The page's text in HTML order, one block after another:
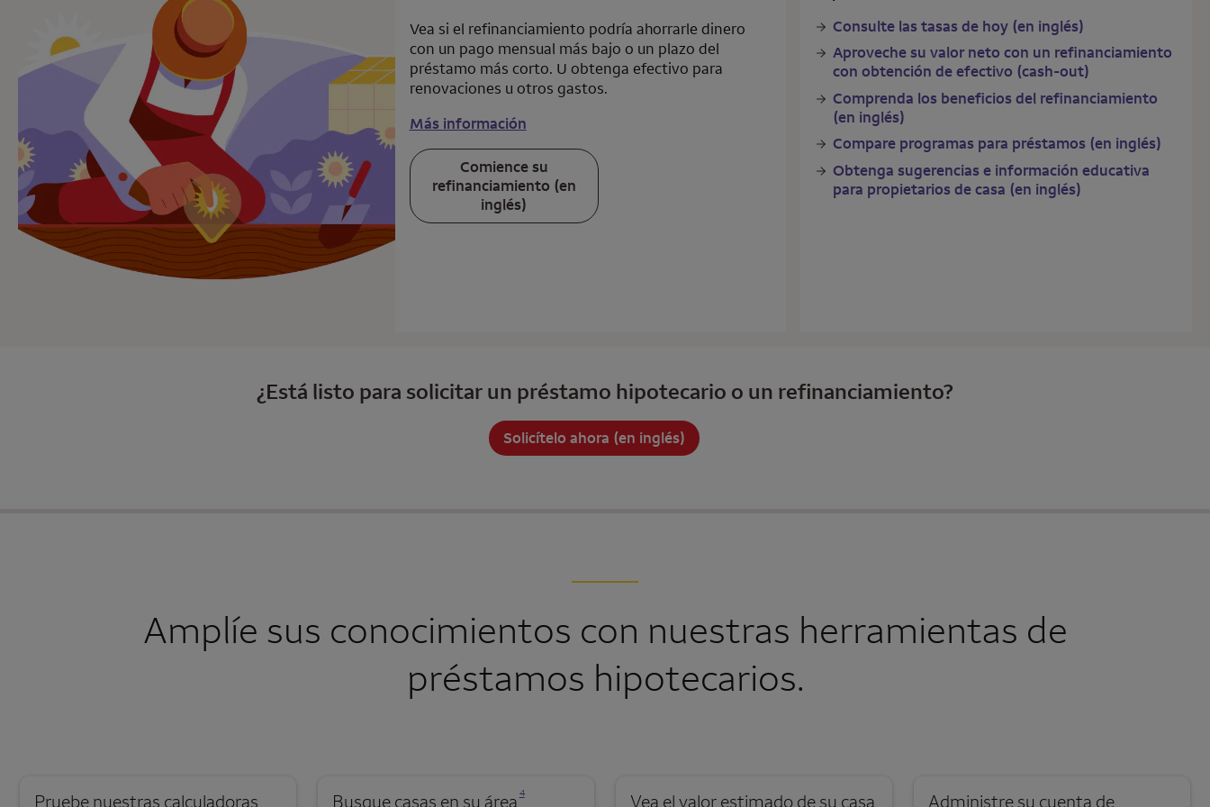
Vea si el refinanciamiento podría ahorrarle dinero
con un pago mensual más bajo o un plazo del
préstamo más corto. U obtenga efectivo para
renovaciones u otros gastos.
Más información
Comience su
refinanciamiento (en
inglés)
Consulte las tasas de hoy (en inglés)
Aproveche su valor neto con un refinanciamiento
con obtención de efectivo (cash-out)
Comprenda los beneficios del refinanciamiento
(en inglés)
Compare programas para préstamos (en inglés)
Obtenga sugerencias e información educativa
para propietarios de casa (en inglés)
¿Está listo para solicitar un préstamo hipotecario o un refinanciamiento?
Solicítelo ahora (en inglés)
Amplíe sus conocimientos con nuestras herramientas de
préstamos hipotecarios.
Pruebe nuestras calculadoras Busque casas en su área 4
Vea el valor estimado de su casa Administre su cuenta de